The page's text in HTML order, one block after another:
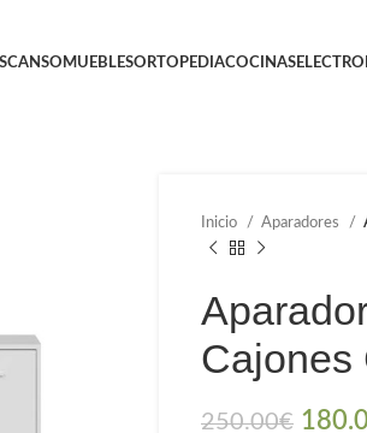
MUEBLESORTOPEDIACOCINAS
Inicio Aparadores
Cajones
250.00€